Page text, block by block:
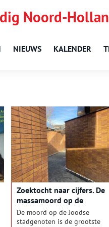
Noord-
NIEUWS KALENDER
Zoektocht naar cijfers. De
massamoord op de
Amsterdamse Joden
De moord op de Joodse
stadgenoten is de grootste